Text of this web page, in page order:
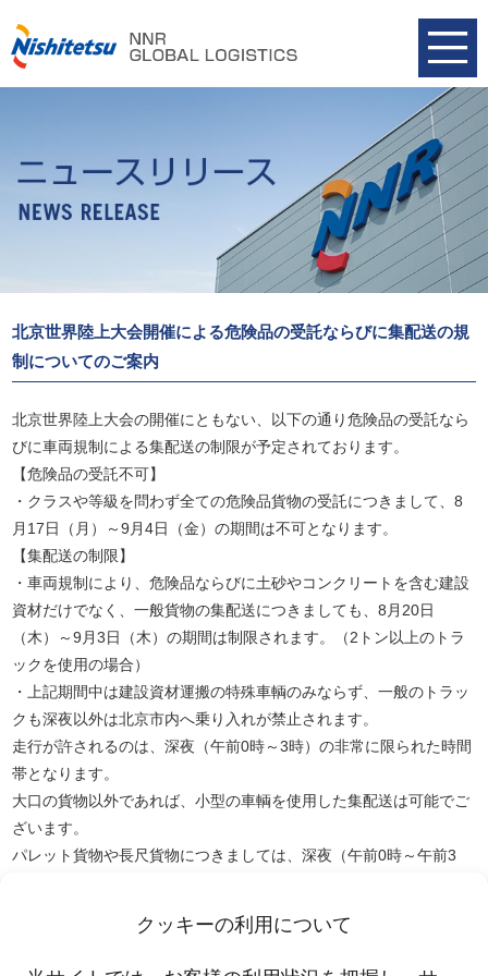
クッキーの利用について
北京世界陸上大会開催による危険品の受託ならびに集配送の規
制についてのご案内
北京世界陸上大会の開催にともない、以下の通り危険品の受託なら
びに車両規制による集配送の制限が予定されております。
【危険品の受託不可】
・クラスや等級を問わず全ての危険品貨物の受託につきまして、8
月17日（月）～9月4日（金）の期間は不可となります。
【集配送の制限】
・車両規制により、危険品ならびに土砂やコンクリートを含む建設
資材だけでなく、一般貨物の集配送につきましても、8月20日
（木）～9月3日（木）の期間は制限されます。（2トン以上のトラ
ックを使用の場合）
・上記期間中は建設資材運搬の特殊車輌のみならず、一般のトラッ
クも深夜以外は北京市内へ乗り入れが禁止されます。
走行が許されるのは、深夜（午前0時～3時）の非常に限られた時間
帯となります。
大口の貨物以外であれば、小型の車輌を使用した集配送は可能でご
ざいます。
パレット貨物や長尺貨物につきましては、深夜（午前0時～午前3